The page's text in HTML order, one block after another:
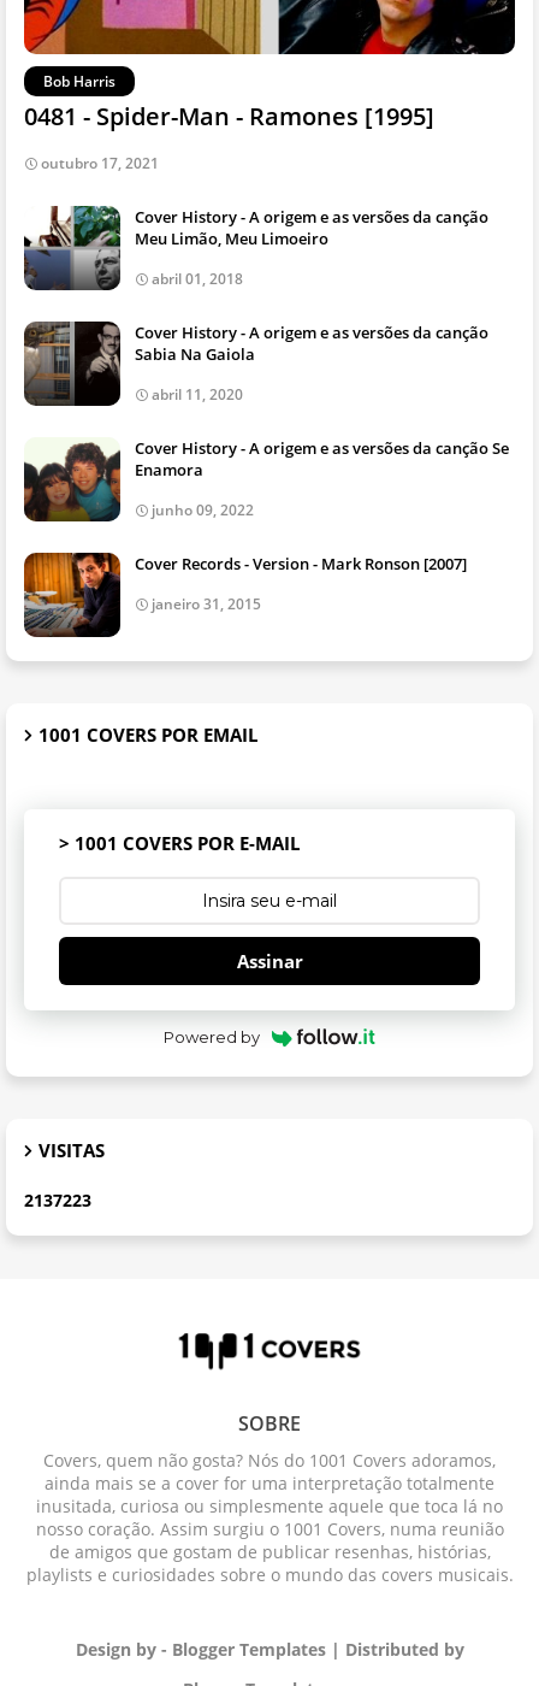
Bob Harris
0481 - Spider-Man - Ramones [1995]
outubro 17, 2021
Cover History - A origem e as versões da canção
Meu Limão, Meu Limoeiro
abril 01, 2018
Cover History - A origem e as versões da canção
Sabia Na Gaiola
abril 11, 2020
Cover History - A origem e as versões da canção Se
Enamora
junho 09, 2022
Cover Records - Version - Mark Ronson [2007]
janeiro 31, 2015
1001 COVERS POR EMAIL
> 1001 COVERS POR E-MAIL
Assinar
Powered by
VISITAS
2137223
SOBRE
Covers, quem não gosta? Nós do 1001 Covers adoramos,
ainda mais se a cover for uma interpretação totalmente
inusitada, curiosa ou simplesmente aquele que toca lá no
nosso coração. Assim surgiu o 1001 Covers, numa reunião
de amigos que gostam de publicar resenhas, histórias,
playlists e curiosidades sobre o mundo das covers musicais.
Design by - Blogger Templates | Distributed by